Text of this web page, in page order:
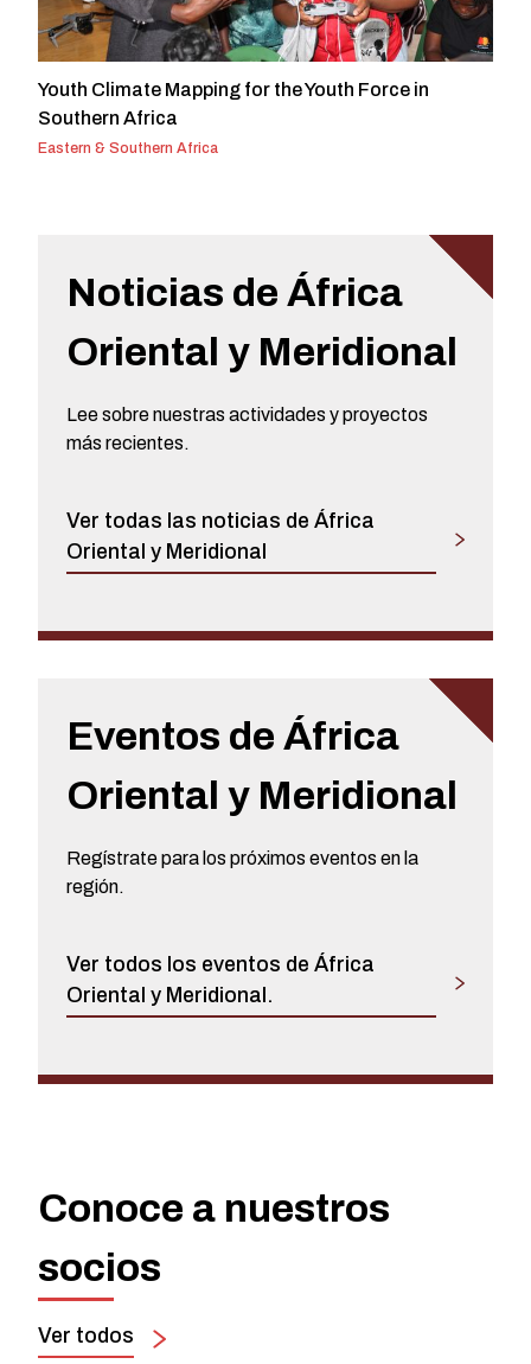
Youth Climate Mapping for the Youth Force in
Southern Africa
Eastern & Southern Africa
Noticias de África
Oriental y Meridional
Lee sobre nuestras actividades y proyectos
más recientes.
Ver todas las noticias de África
Oriental y Meridional
Eventos de África
Oriental y Meridional
Regístrate para los próximos eventos en la
región.
Ver todos los eventos de África
Oriental y Meridional.
Conoce a nuestros
socios
Ver todos